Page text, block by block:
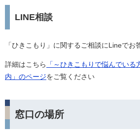
LINE相談
「ひきこもり」に関するご相談にLineでお
詳細はこちら
「～ひきこもりで悩んでい
内」のページをご覧ください
窓口の場所